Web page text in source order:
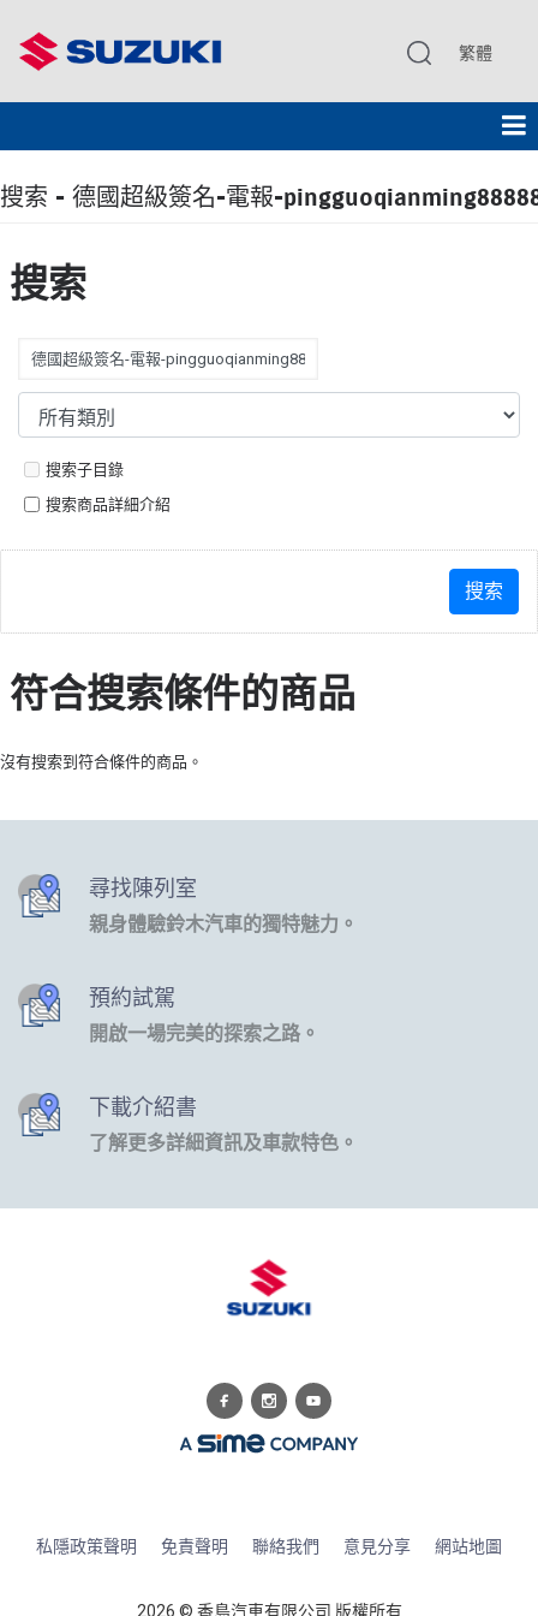
繁體
搜索 - 德國超級簽名-電報-
搜索
搜索子目錄
搜索商品詳細介紹
符合搜索條件的商品
沒有搜索到符合條件的商品。
尋找陳列室
親身體驗鈴木汽車的獨特魅力。
預約試駕
開啟一場完美的探索之路。
下載介紹書
了解更多詳細資訊及車款特色。
私隱政策聲明 免責聲明 聯絡我們 意見分享 網站地圖
2026 © 香島汽車有限公司 版權所有